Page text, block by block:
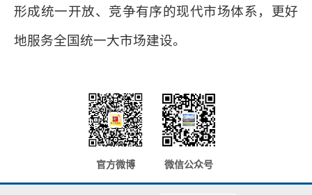
形成统一开放、竞争有序的现代市场体系，更好
地服务全国统一大市场建设。
官方微博 微信公众号